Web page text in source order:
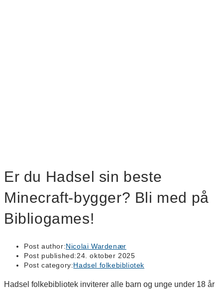
Er du Hadsel sin beste
Minecraft-bygger? Bli med på
Bibliogames!
Post author:Nicolai Wardenær
Post published:24. oktober 2025
Post category:Hadsel folkebibliotek
Hadsel folkebibliotek inviterer alle barn og unge under 18 år